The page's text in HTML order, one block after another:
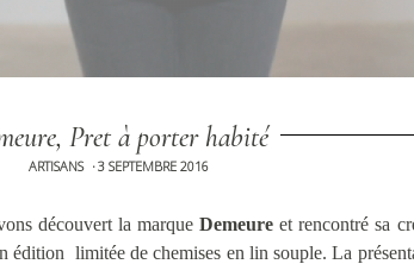
Pret à porter habité
ARTISANS •3 SEPTEMBRE 2016
découvert la marqueDemeure et rencontré sa
édition limitée de chemises en lin souple. La